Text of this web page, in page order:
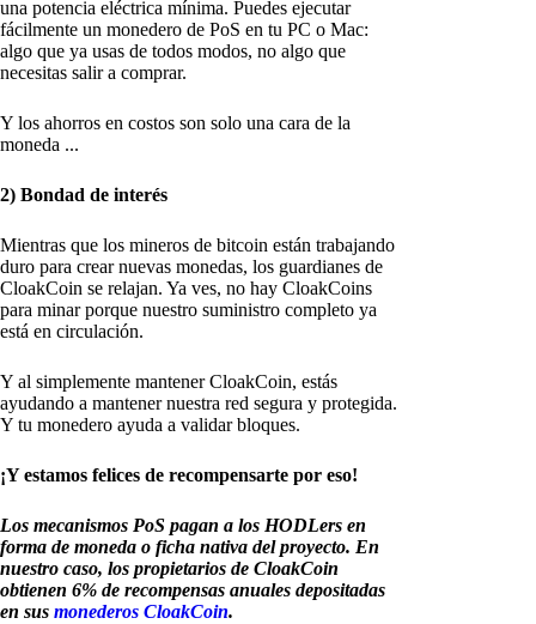
una potencia eléctrica mínima. Puedes ejecutar
fácilmente un monedero de PoS en tu PC o Mac:
algo que ya usas de todos modos, no algo que
necesitas salir a comprar.
Y los ahorros en costos son solo una cara de la
moneda ...
2) Bondad de interés
Mientras que los mineros de bitcoin están trabajando
duro para crear nuevas monedas, los guardianes de
CloakCoin se relajan. Ya ves, no hay CloakCoins
para minar porque nuestro suministro completo ya
está en circulación.
Y al simplemente mantener CloakCoin, estás
ayudando a mantener nuestra red segura y protegida.
Y tu monedero ayuda a validar bloques.
¡Y estamos felices de recompensarte por eso!
Los mecanismos PoS pagan a los HODLers en
forma de moneda o ficha nativa del proyecto. En
nuestro caso, los propietarios de CloakCoin
obtienen 6% de recompensas anuales depositadas
en sus monederos CloakCoin.